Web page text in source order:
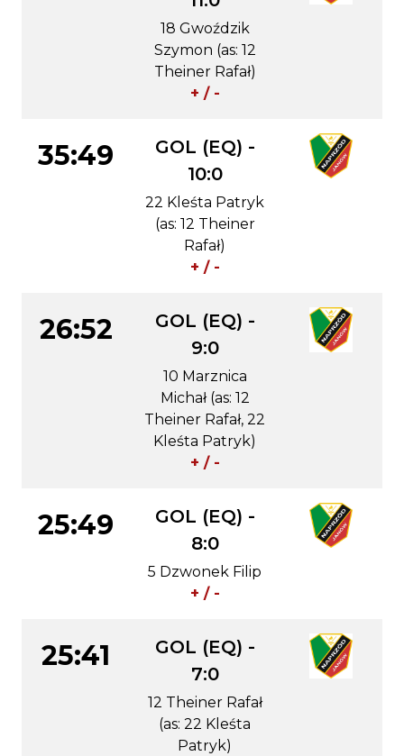
18 Gwoździk
Szymon (as: 12
Theiner Rafał)
+ / -
35:49
GOL (EQ) -
10:0
22 Kleśta Patryk
(as: 12 Theiner
Rafał)
+ / -
26:52
GOL (EQ) -
9:0
10 Marznica
Michał (as: 12
Theiner Rafał, 22
Kleśta Patryk)
+ / -
25:49
GOL (EQ) -
8:0
5 Dzwonek Filip
+ / -
25:41
GOL (EQ) -
7:0
12 Theiner Rafał
(as: 22 Kleśta
Patryk)